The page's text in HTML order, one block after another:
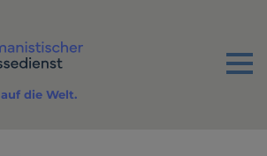
Menu
die Welt.